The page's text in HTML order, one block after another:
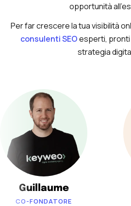
opportunità
Per far crescere la tua visibilità
consulenti SEOesperti,
strategia
Guillaume
CO-FONDATORE